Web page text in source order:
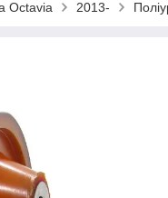
Octavia 2013-